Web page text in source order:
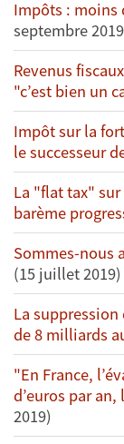
Impôts : moins
septembre
Revenus
"c’est bien un
Impôt sur la
le successeur
La "flat tax"
barème
Sommes-nous
(15 juillet 2019)
La
de 8 milliards
"En France,
d’euros par
2019)